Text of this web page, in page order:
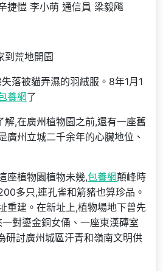
捷愷 李小萌 通信員 梁毅飚
到荒地開園
落被貓弄濕的羽絨服。8年1月1
養網了
解,在廣州植物園之前,還有一座舊
廣州立城二千余年的心臟地位、
座植物園植物未幾,包養網顛峰時
多只,連孔雀和箭豬也算珍品。
重建。在新址上,植物場地下曾先
一對鎏金銅女俑、一座東漢磚室
研討廣州城區汗青和嶺南文明供